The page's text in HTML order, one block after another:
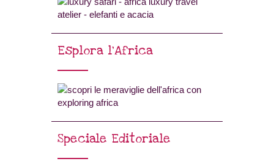
Esplora l’Africa
Speciale Editoriale